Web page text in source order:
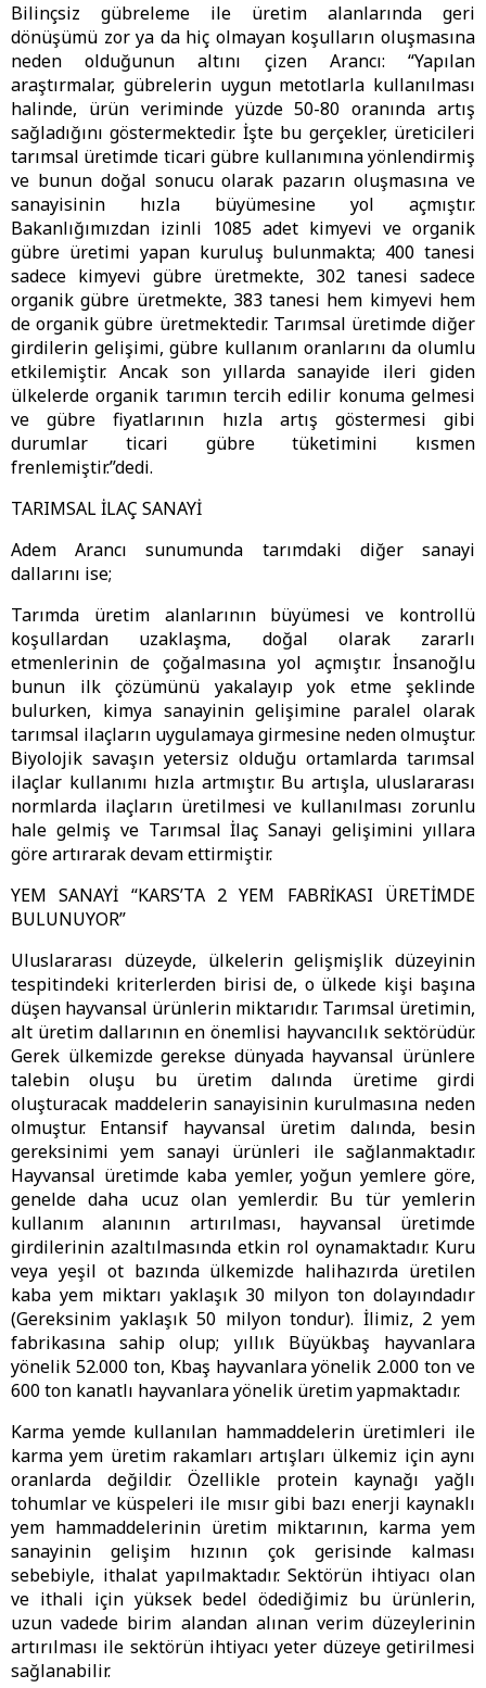
Bilinçsiz gübreleme ile üretim alanlarında geri
dönüşümü zor ya da hiç olmayan koşulların oluşmasına
neden olduğunun altını çizen Arancı: “Yapılan
araştırmalar, gübrelerin uygun metotlarla kullanılması
halinde, ürün veriminde yüzde 50-80 oranında artış
sağladığını göstermektedir. İşte bu gerçekler, üreticileri
tarımsal üretimde ticari gübre kullanımına yönlendirmiş
ve bunun doğal sonucu olarak pazarın oluşmasına ve
sanayisinin hızla büyümesine yol açmıştır.
Bakanlığımızdan izinli 1085 adet kimyevi ve organik
gübre üretimi yapan kuruluş bulunmakta; 400 tanesi
sadece kimyevi gübre üretmekte, 302 tanesi sadece
organik gübre üretmekte, 383 tanesi hem kimyevi hem
de organik gübre üretmektedir. Tarımsal üretimde diğer
girdilerin gelişimi, gübre kullanım oranlarını da olumlu
etkilemiştir. Ancak son yıllarda sanayide ileri giden
ülkelerde organik tarımın tercih edilir konuma gelmesi
ve gübre fiyatlarının hızla artış göstermesi gibi
durumlar ticari gübre tüketimini kısmen
frenlemiştir.”dedi.
TARIMSAL İLAÇ SANAYİ
Adem Arancı sunumunda tarımdaki diğer sanayi
dallarını ise;
Tarımda üretim alanlarının büyümesi ve kontrollü
koşullardan uzaklaşma, doğal olarak zararlı
etmenlerinin de çoğalmasına yol açmıştır. İnsanoğlu
bunun ilk çözümünü yakalayıp yok etme şeklinde
bulurken, kimya sanayinin gelişimine paralel olarak
tarımsal ilaçların uygulamaya girmesine neden olmuştur.
Biyolojik savaşın yetersiz olduğu ortamlarda tarımsal
ilaçlar kullanımı hızla artmıştır. Bu artışla, uluslararası
normlarda ilaçların üretilmesi ve kullanılması zorunlu
hale gelmiş ve Tarımsal İlaç Sanayi gelişimini yıllara
göre artırarak devam ettirmiştir.
YEM SANAYİ “KARS’TA 2 YEM FABRİKASI ÜRETİMDE
BULUNUYOR”
Uluslararası düzeyde, ülkelerin gelişmişlik düzeyinin
tespitindeki kriterlerden birisi de, o ülkede kişi başına
düşen hayvansal ürünlerin miktarıdır. Tarımsal üretimin,
alt üretim dallarının en önemlisi hayvancılık sektörüdür.
Gerek ülkemizde gerekse dünyada hayvansal ürünlere
talebin oluşu bu üretim dalında üretime girdi
oluşturacak maddelerin sanayisinin kurulmasına neden
olmuştur. Entansif hayvansal üretim dalında, besin
gereksinimi yem sanayi ürünleri ile sağlanmaktadır.
Hayvansal üretimde kaba yemler, yoğun yemlere göre,
genelde daha ucuz olan yemlerdir. Bu tür yemlerin
kullanım alanının artırılması, hayvansal üretimde
girdilerinin azaltılmasında etkin rol oynamaktadır. Kuru
veya yeşil ot bazında ülkemizde halihazırda üretilen
kaba yem miktarı yaklaşık 30 milyon ton dolayındadır
(Gereksinim yaklaşık 50 milyon tondur). İlimiz, 2 yem
fabrikasına sahip olup; yıllık Büyükbaş hayvanlara
yönelik 52.000 ton, Kbaş hayvanlara yönelik 2.000 ton ve
600 ton kanatlı hayvanlara yönelik üretim yapmaktadır.
Karma yemde kullanılan hammaddelerin üretimleri ile
karma yem üretim rakamları artışları ülkemiz için aynı
oranlarda değildir. Özellikle protein kaynağı yağlı
tohumlar ve küspeleri ile mısır gibi bazı enerji kaynaklı
yem hammaddelerinin üretim miktarının, karma yem
sanayinin gelişim hızının çok gerisinde kalması
sebebiyle, ithalat yapılmaktadır. Sektörün ihtiyacı olan
ve ithali için yüksek bedel ödediğimiz bu ürünlerin,
uzun vadede birim alandan alınan verim düzeylerinin
artırılması ile sektörün ihtiyacı yeter düzeye getirilmesi
sağlanabilir.